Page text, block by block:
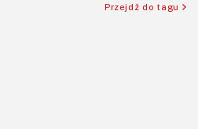
Przejdź do tagu